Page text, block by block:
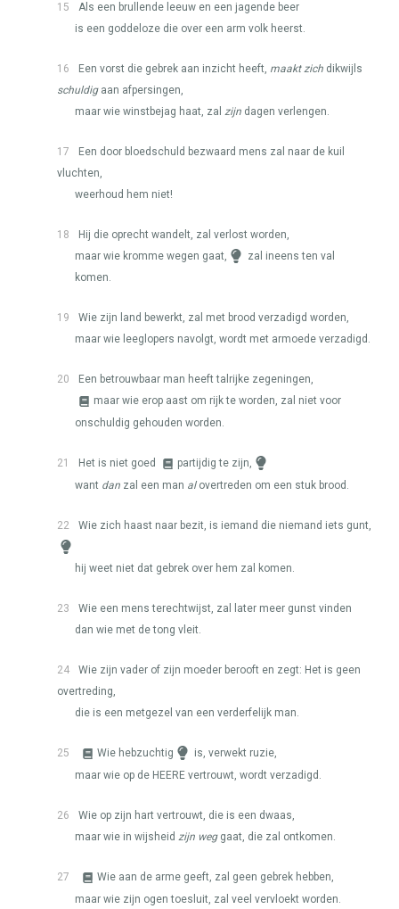
15
Als een brullende leeuw en een jagende beer
is een goddeloze die over een arm volk heerst.
16 Een vorst die gebrek aan inzicht heeft, maakt zich dikwijls
schuldigaan afpersingen,
maar wie winstbejag haat, zal zijn dagen verlengen.
17
Een door bloedschuld bezwaard mens zal naar de kuil
vluchten,
weerhoud hem niet!
18
Hij die oprecht wandelt, zal verlost worden,
maar wie kromme wegen gaat,
zal ineens ten val
komen.
19
Wie zijn land bewerkt, zal met brood verzadigd worden,
maar wie leeglopers navolgt, wordt met armoede verzadigd.
20
Een betrouwbaar man heeft talrijke zegeningen,
maar wie erop aast om rijk te worden, zal niet voor
onschuldig gehouden worden.
21 Het is niet goed
partijdig te zijn,
want dan zal een man alovertreden om een stuk brood.
22 Wie zich haast naar bezit, is iemand die niemand iets gunt,
hij weet niet dat gebrek over hem zal komen.
23
Wie een mens terechtwijst, zal later meer gunst vinden
dan wie met de tong vleit.
24
Wie zijn vader of zijn moeder berooft en zegt: Het is geen
overtreding,
die is een metgezel van een verderfelijk man.
25 Wie hebzuchtig
is, verwekt ruzie,
maar wie op de HEERE vertrouwt, wordt verzadigd.
26
Wie op zijn hart vertrouwt, die is een dwaas,
maar wie in wijsheid zijn weggaat, die zal ontkomen.
27
Wie aan de arme geeft, zal geen gebrek hebben,
maar wie zijn ogen toesluit, zal veel vervloekt worden.